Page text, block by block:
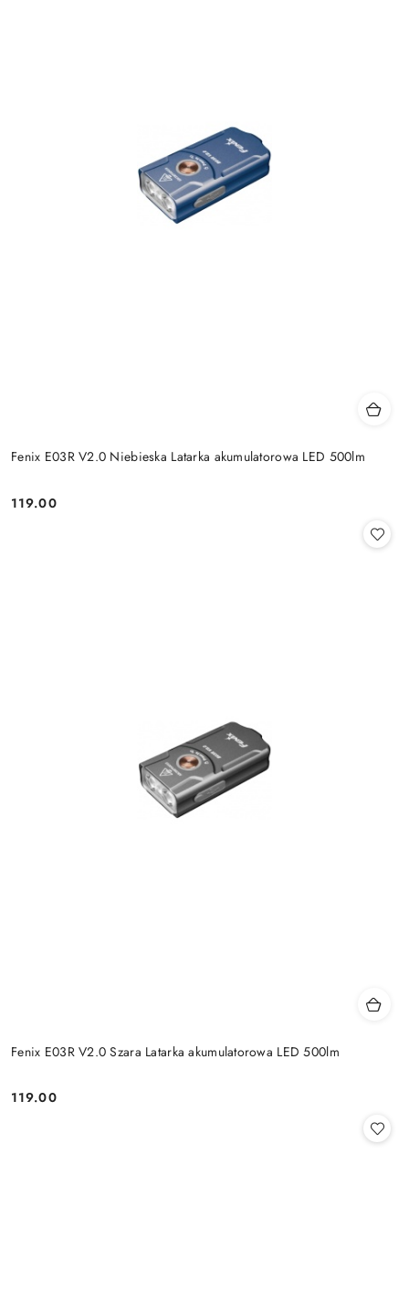
Fenix E03R V2.0 Niebieska Latarka akumulatorowa LED 500lm
Cena:
119.00
Fenix E03R V2.0 Szara Latarka akumulatorowa LED 500lm
Cena:
119.00